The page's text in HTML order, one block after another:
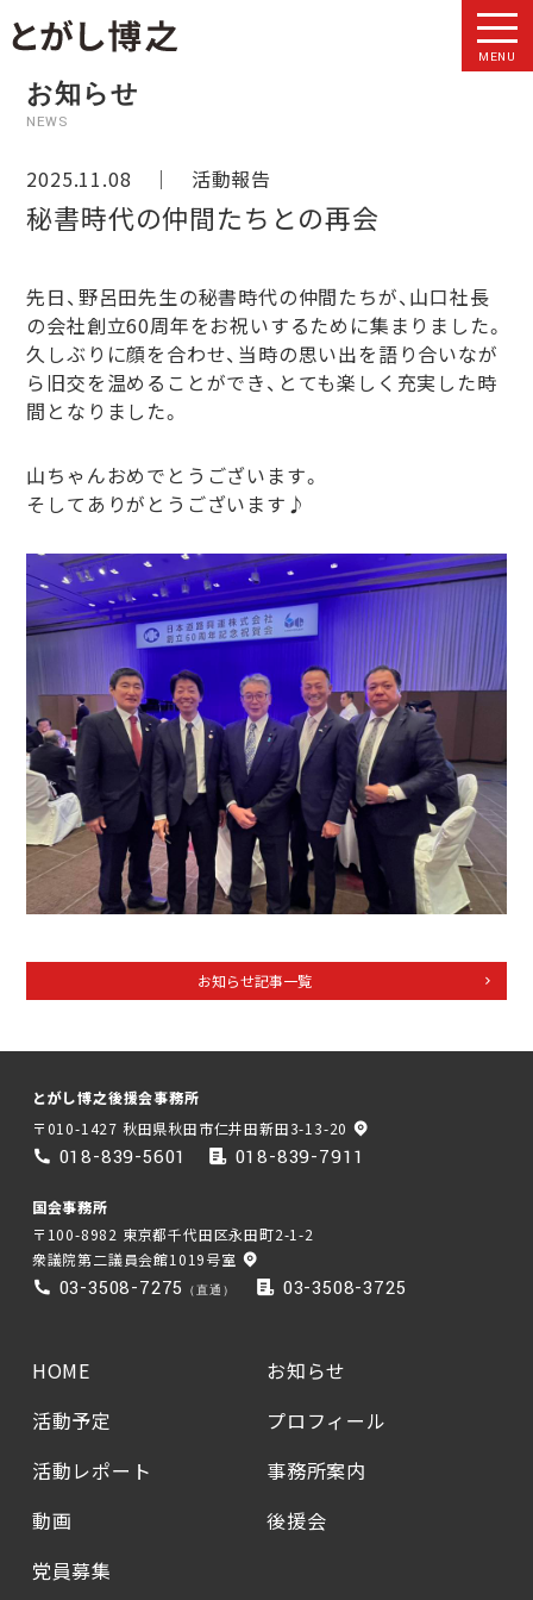
MENU
お知らせ
NEWS
2025.11.08 ｜ 活動報告
秘書時代の仲間たちとの再会
先日、野呂田先生の秘書時代の仲間たちが、山口社長
の会社創立60周年をお祝いするために集まりました。
久しぶりに顔を合わせ、当時の思い出を語り合いなが
ら旧交を温めることができ、とても楽しく充実した時
間となりました。
山ちゃんおめでとうございます。
そしてありがとうございます♪
お知らせ記事一覧
とがし博之後援会事務所
〒010-1427 秋田県秋田市仁井田新田3-13-20
018-839-5601 018-839-7911
国会事務所
〒100-8982 東京都千代田区永田町2-1-2
衆議院第二議員会館1019号室
03-3508-7275 （直通） 03-3508-3725
HOME
お知らせ
活動予定
プロフィール
活動レポート
事務所案内
動画
後援会
党員募集